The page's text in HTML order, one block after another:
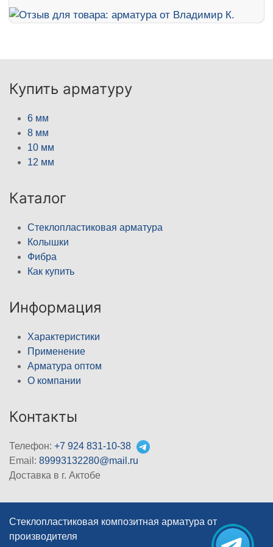
Купить арматуру
6 мм
8 мм
10 мм
12 мм
Каталог
Стеклопластиковая арматура
Колышки
Фибра
Как купить
Информация
Характеристики
Применение
Арматура оптом
О компании
Контакты
Телефон: +7 924 831-10-38
Email: 89993132280@mail.ru
Доставка в г. Актобе
Стеклопластиковая композитная арматура от
производителя